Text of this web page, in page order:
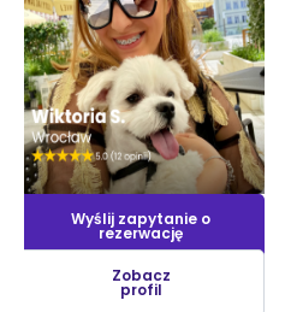
Wyślij zapytanie o
rezerwację
Zobacz
profil